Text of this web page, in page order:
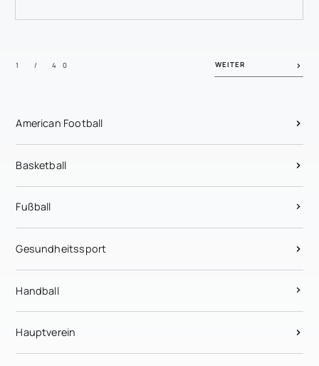
WEITER
1 / 40
American Football
Basketball
Fußball
Gesundheitssport
Handball
Hauptverein